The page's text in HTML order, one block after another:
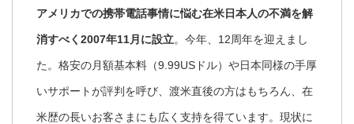
アメリカでの携帯電話事情に悩む在米日本人の不満を解
消すべく2007年11月に設立。今年、12周年を迎えまし
た。格安の月額基本料（9.99USドル）や日本同様の手厚
いサポートが評判を呼び、渡米直後の方はもちろん、在
米歴の長いお客さまにも広く支持を得ています。現状に